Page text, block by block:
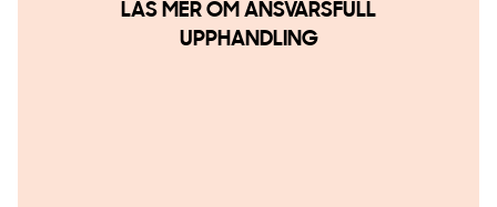
LÄS MER OM ANSVARSFULL
UPPHANDLING